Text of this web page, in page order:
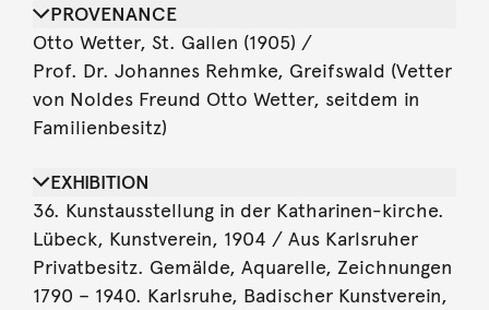
PROVENANCE
Otto Wetter, St. Gallen (1905) /
Prof. Dr. Johannes Rehmke, Greifswald (Vetter
von Noldes Freund Otto Wetter, seitdem in
Familienbesitz)
EXHIBITION
36. Kunstausstellung in der Katharinen-kirche.
Lübeck, Kunstverein, 1904 / Aus Karlsruher
Privatbesitz. Gemälde, Aquarelle, Zeichnungen
1790 – 1940. Karlsruhe, Badischer Kunstverein,